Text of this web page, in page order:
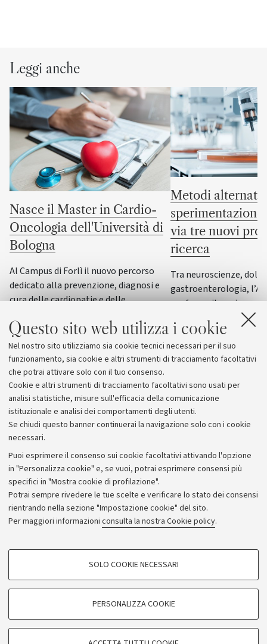
Questo sito web utilizza i cookie
Nel nostro sito utilizziamo sia cookie tecnici necessari per il suo
funzionamento, sia cookie e altri strumenti di tracciamento facoltativi
che potrai attivare solo con il tuo consenso.
Cookie e altri strumenti di tracciamento facoltativi sono usati per
analisi statistiche, misure sull'efficacia della comunicazione
istituzionale e analisi dei comportamenti degli utenti.
Se chiudi questo banner continuerai la navigazione solo con i cookie
necessari.
Puoi esprimere il consenso sui cookie facoltativi attivando l'opzione
in "Personalizza cookie" e, se vuoi, potrai esprimere consensi più
specifici in "Mostra cookie di profilazione".
Potrai sempre rivedere le tue scelte e verificare lo stato dei consensi
rientrando nella sezione "Impostazione cookie" del sito.
Per maggiori informazioni consulta la nostra Cookie policy.
COOKIE DI PROFILAZIONE - FACOLTATIVI
COOKIE TECNICI - NECESSARI
SOLO COOKIE NECESSARI
PERSONALIZZA COOKIE
Leggi anche
Nasce il Master in Cardio-
Oncologia dell'Università di
Bologna
Al Campus di Forlì il nuovo percorso
dedicato alla prevenzione, diagnosi e
cura delle cardiopatie e delle
alle patologie oncologiche e alle
relative terapie
Metodi
via tre nuovi
ricerca
Tra neuroscienze,
gastroenterologia,
conferma il suo
sviluppo di modelli
sempre più vicini alla
Archivio
Comunicati stampa
Redazione
Rassegna stampa
© Copyright 2026 - ALMA MATER STUDIORUM - Università di
Bologna - Via Zamboni, 33 - 40126 Bologna - PI: 01131710376 -
CF: 80007010376